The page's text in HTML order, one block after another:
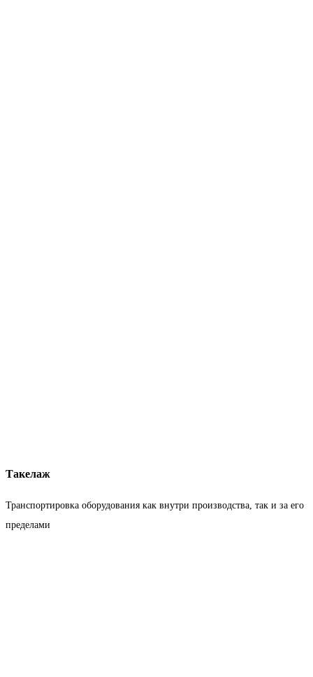
Такелаж
Транспортировка оборудования как внутри производства, так и за его
пределами